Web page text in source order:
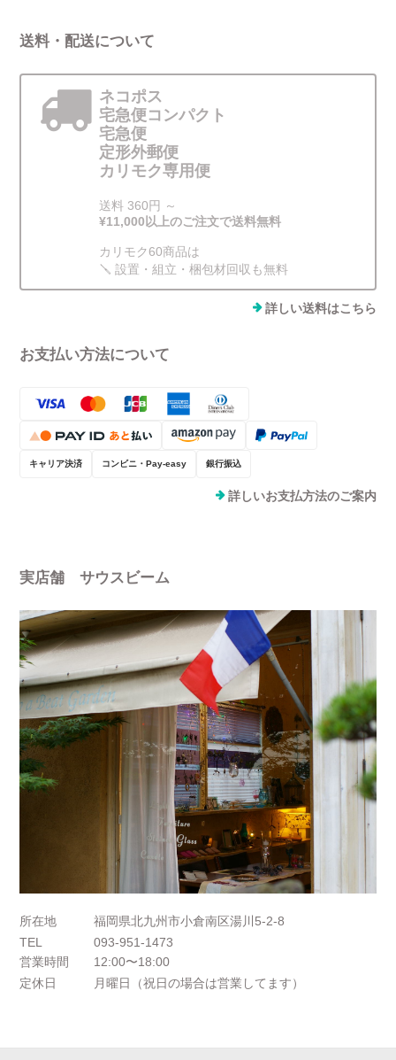
送料・配送について
ネコポス
宅急便コンパクト
宅急便
定形外郵便
カリモク専用便
送料 360円 ～
¥11,000以上のご注文で送料無料
カリモク60商品は
🪛 設置・組立・梱包材回収も無料
詳しい送料はこちら
お支払い方法について
キャリア決済 コンビニ・Pay-easy 銀行振込
詳しいお支払方法のご案内
実店舗 サウスビーム
所在地
福岡県北九州市小倉南区湯川5-2-8
TEL
093-951-1473
営業時間
12:00〜18:00
定休日
月曜日（祝日の場合は営業してます）